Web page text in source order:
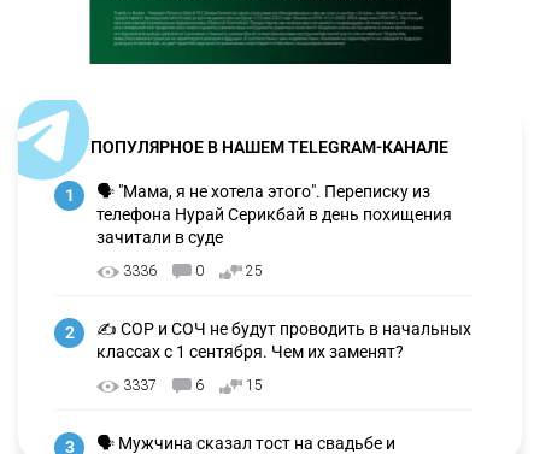
ПОПУЛЯРНОЕ В НАШЕМ TELEGRAM-КАНАЛЕ
1
🗣 "Мама, я не хотела этого". Переписку из
телефона Нурай Серикбай в день похищения
зачитали в суде
3336 0 25
2
✍️ СОР и СОЧ не будут проводить в начальных
классах с 1 сентября. Чем их заменят?
3337 6 15
3 🗣 Мужчина сказал тост на свадьбе и